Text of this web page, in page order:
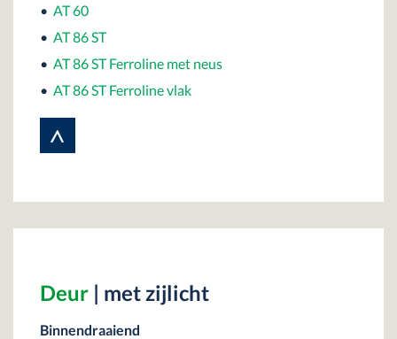
• AT 60
• AT 86 ST
• AT 86 ST Ferroline met neus
• AT 86 ST Ferroline vlak
Deur | met zijlicht
Binnendraaiend